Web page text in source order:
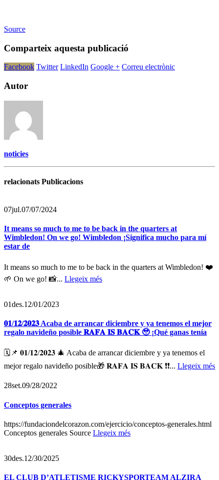
Source
Comparteix aquesta publicació
Facebook Twitter LinkedIn Google + Correu electrònic
Autor
noticies
relacionats Publicacions
07jul.07/07/2024
It means so much to me to be back in the quarters at
Wimbledon! On we go! Wimbledon ¡Significa mucho para mí
estar de
It means so much to me to be back in the quarters at Wimbledon! ❤️
🌱 On we go! 📸... Llegeix més
01des.12/01/2023
𝟎𝟏/𝟏𝟐/𝟐𝟎𝟐𝟑 Acaba de arrancar diciembre y ya tenemos el mejor
regalo navideño posible 𝐑𝐀𝐅𝐀 𝐈𝐒 𝐁𝐀𝐂𝐊 🥹 ¡Qué ganas tenía
🗓️📌 𝟎𝟏/𝟏𝟐/𝟐𝟎𝟐𝟑 🎄 Acaba de arrancar diciembre y ya tenemos el
mejor regalo navideño posible🎁 𝐑𝐀𝐅𝐀 𝐈𝐒 𝐁𝐀𝐂𝐊 ❗❗... Llegeix més
28set.09/28/2022
Conceptos generales
https://fundaciondelcorazon.com/ejercicio/conceptos-generales.html
Conceptos generales Source Llegeix més
30des.12/30/2025
EL CLUB D’ATLETISME RICKYSPORTEAM ALZIRA